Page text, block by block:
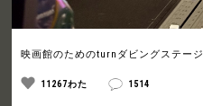
映画館のためのturnダビングステージ
11267わた 1514